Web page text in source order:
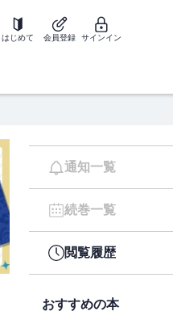
はじめて 会員登録 サインイン
通知一覧
続巻一覧
閲覧履歴
おすすめの本